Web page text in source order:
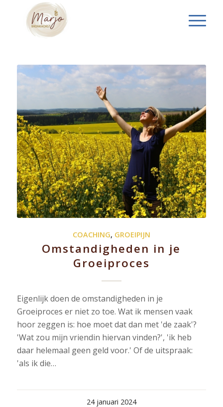
COACHING, GROEIPIJN
Omstandigheden in je
Groeiproces
Eigenlijk doen de omstandigheden in je
Groeiproces er niet zo toe. Wat ik mensen vaak
hoor zeggen is: hoe moet dat dan met 'de zaak'?
'Wat zou mijn vriendin hiervan vinden?', 'ik heb
daar helemaal geen geld voor.' Of de uitspraak:
'als ik die…
24 januari 2024